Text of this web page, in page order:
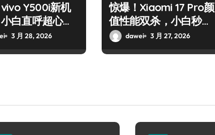
Y500i新机
白直呼超心
3 月 28, 2026
惊爆！Xiaomi 17 Pro颜
值性能双杀，小白秒心
动！dawei 3 月 27, 2026